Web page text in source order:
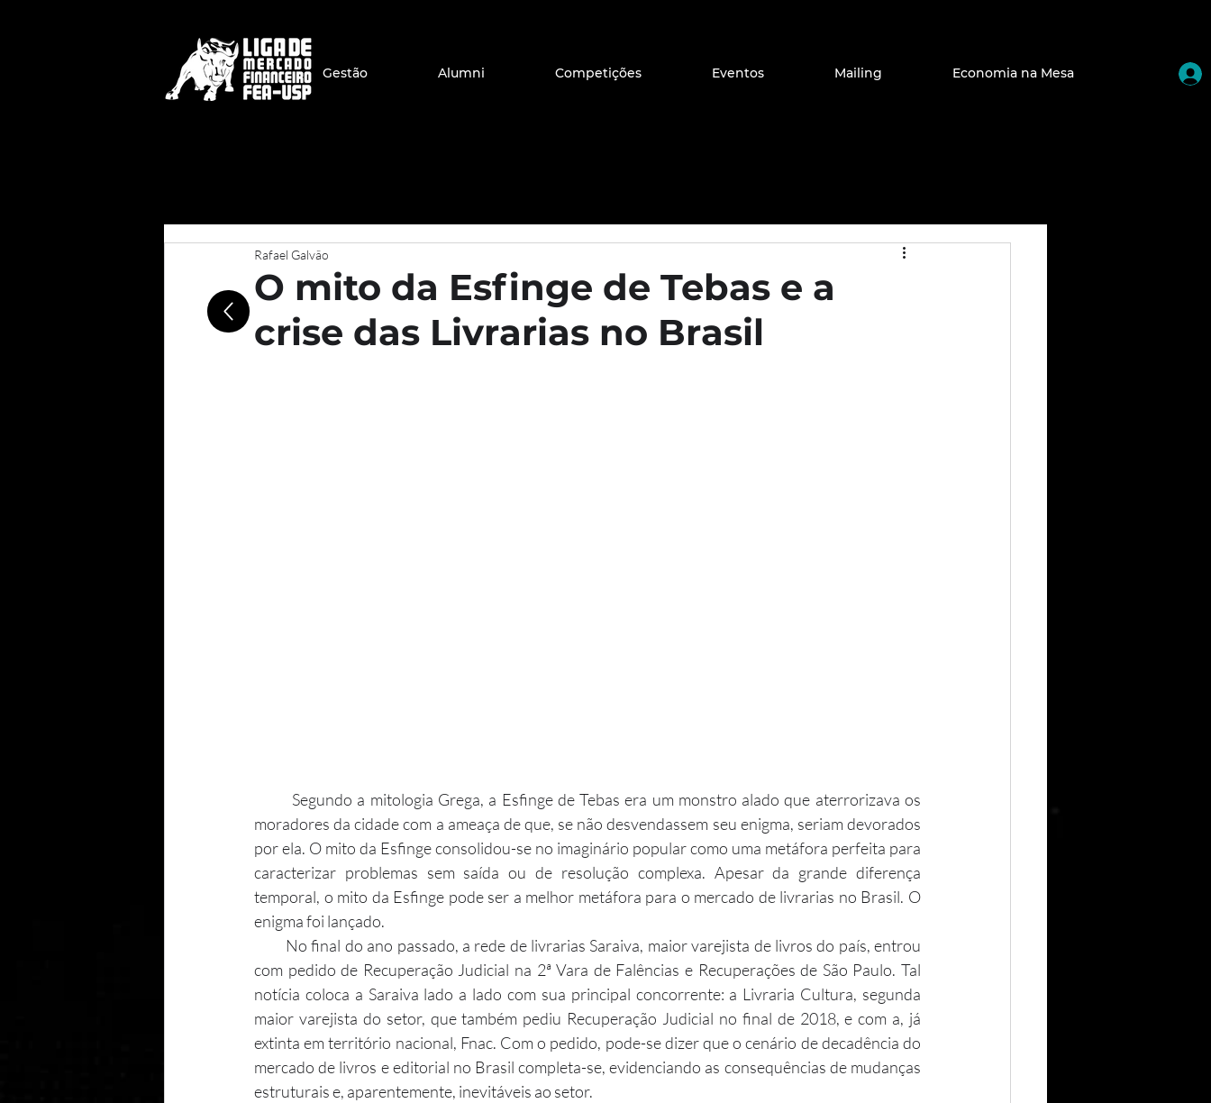
Gestão Alumni Competições Eventos Mailing Economia na Mesa
O mito da Esfinge de Tebas e a
crise das Livrarias no Brasil
Rafael Galvão
moradores da cidade com a ameaça de que, se não desvendassem seu enigma, seriam devorados
por ela. O mito da Esfinge consolidou-se no imaginário popular como uma metáfora perfeita para
caracterizar problemas sem saída ou de resolução complexa. Apesar da grande diferença
temporal, o mito da Esfinge pode ser a melhor metáfora para o mercado de livrarias no Brasil. O
enigma foi lançado.
com pedido de Recuperação Judicial na 2ª Vara de Falências e Recuperações de São Paulo. Tal
notícia coloca a Saraiva lado a lado com sua principal concorrente: a Livraria Cultura, segunda
maior varejista do setor, que também pediu Recuperação Judicial no final de 2018, e com a, já
extinta em território nacional, Fnac. Com o pedido, pode-se dizer que o cenário de decadência do
mercado de livros e editorial no Brasil completa-se, evidenciando as consequências de mudanças
estruturais e, aparentemente, inevitáveis ao setor.